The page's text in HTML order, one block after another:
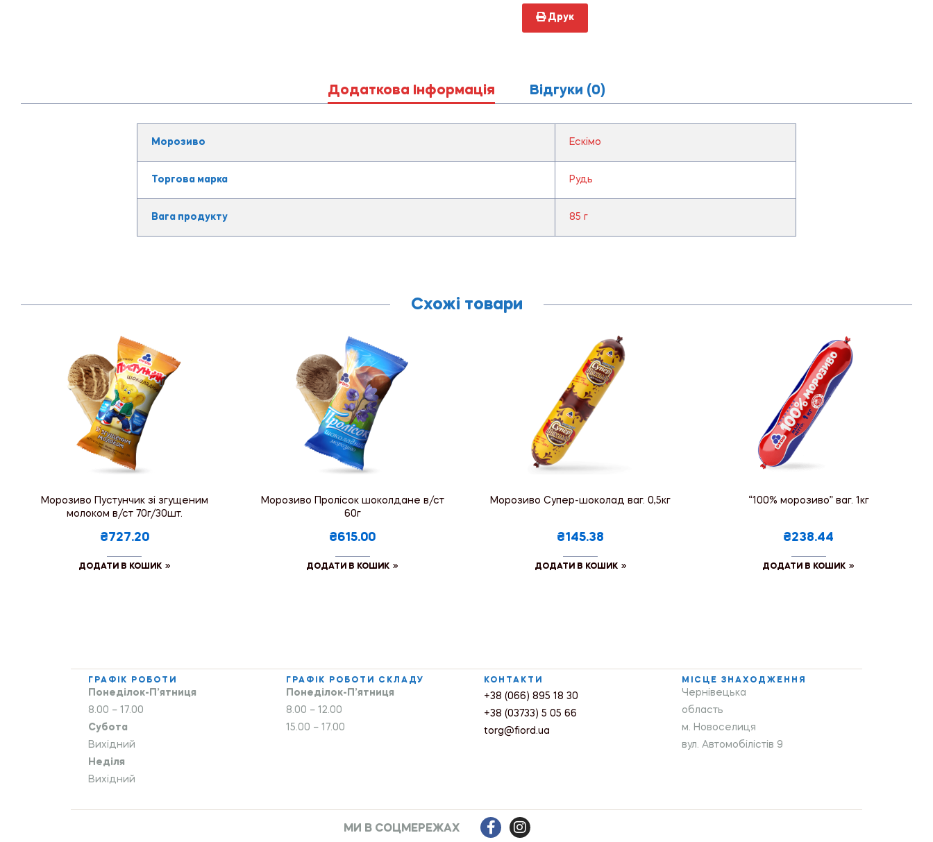
Друк
Додаткова Інформація Відгуки (0)
Морозиво Ескімо
Торгова марка Рудь
Вага продукту 85 г
Схожі товари
Морозиво Пустунчик зі згущеним
молоком в/ст 70г/30шт.
₴727.20
ДОДАТИ В КОШИК
Морозиво Пролісок шоколдане в/ст
60г
₴615.00
ДОДАТИ В КОШИК
Морозиво Супер-шоколад ваг. 0,5кг
₴145.38
ДОДАТИ В КОШИК
“100% морозиво” ваг. 1кг
₴238.44
ДОДАТИ В КОШИК
ГРАФІК РОБОТИ
Понеділок-П’ятниця
8.00 – 17.00
Субота
Вихідний
Неділя
Вихідний
ГРАФІК РОБОТИ СКЛАДУ
Понеділок-П’ятниця
8.00 – 12.00
15.00 – 17.00
КОНТАКТИ
+38 (066) 895 18 30
+38 (03733) 5 05 66
torg@fiord.ua
МІСЦЕ ЗНАХОДЖЕННЯ
Чернівецька
область
м. Новоселиця
вул. Автомобілістів 9
МИ В СОЦМЕРЕЖАХ